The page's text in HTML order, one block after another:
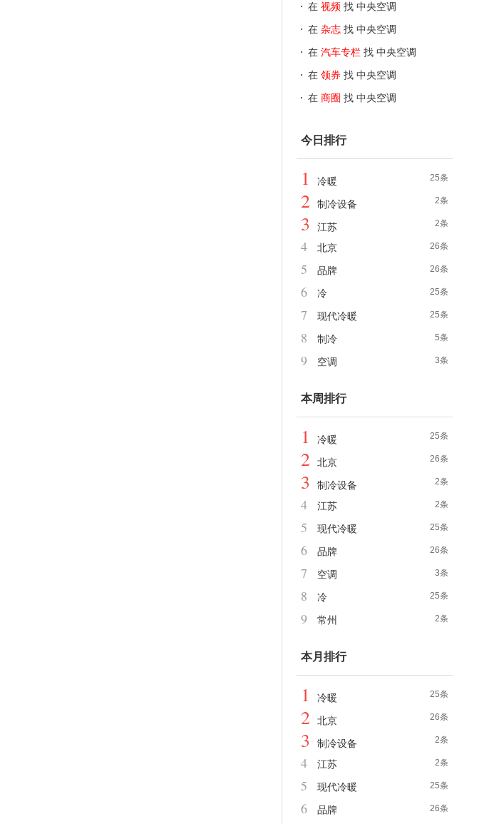
在 视频 找 中央空调
在 杂志 找 中央空调
在 汽车专栏 找 中央空调
在 领券 找 中央空调
在 商圈 找 中央空调
今日排行
25条
1 冷暖
2条
2 制冷设备
2条
3 江苏
26条
4 北京
26条
5 品牌
25条
6 冷
25条
7 现代冷暖
5条
8 制冷
3条
9 空调
本周排行
25条
1 冷暖
26条
2 北京
2条
3 制冷设备
2条
4 江苏
25条
5 现代冷暖
26条
6 品牌
3条
7 空调
25条
8 冷
2条
9 常州
本月排行
25条
1 冷暖
26条
2 北京
2条
3 制冷设备
2条
4 江苏
25条
5 现代冷暖
26条
6 品牌